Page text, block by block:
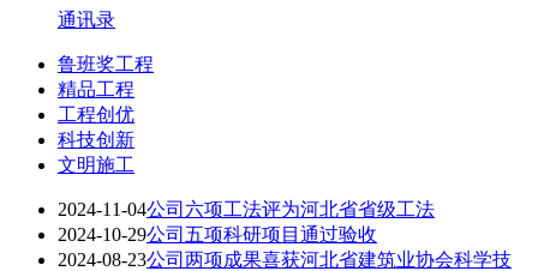
通讯录
鲁班奖工程
精品工程
工程创优
科技创新
文明施工
2024-11-04公司六项工法评为河北省省级工法
2024-10-29公司五项科研项目通过验收
2024-08-23公司两项成果喜获河北省建筑业协会科学技